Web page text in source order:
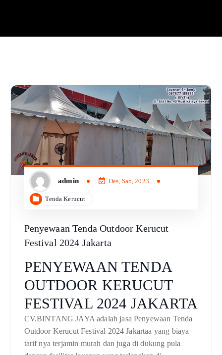
admin Des, Sab, 2023
Tenda Kerucut
Penyewaan Tenda Outdoor Kerucut
Festival 2024 Jakarta
PENYEWAAN TENDA
OUTDOOR KERUCUT
FESTIVAL 2024 JAKARTA
CV.BINTANG JAYA adalah jasa Penyewaan Tenda
Outdoor Kerucut Festival 2024 Jakartaa yang biaya
tarif nya terjamin murah dan juga di dukung pula